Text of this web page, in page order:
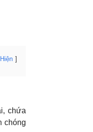
Hiện
chứa
chóng